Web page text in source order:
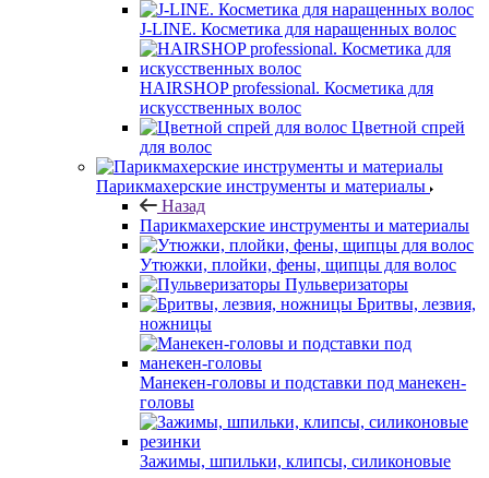
J-LINE. Косметика для наращенных волос
HAIRSHOP professional. Косметика для
искусственных волос
Цветной спрей
для волос
Парикмахерские инструменты и материалы
Назад
Парикмахерские инструменты и материалы
Утюжки, плойки, фены, щипцы для волос
Пульверизаторы
Бритвы, лезвия,
ножницы
Манекен-головы и подставки под манекен-
головы
Зажимы, шпильки, клипсы, силиконовые